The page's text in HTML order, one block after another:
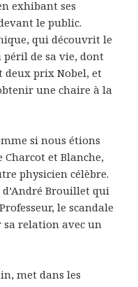
exhibant ses
le public.
qui découvrit le
de sa vie, dont
prix Nobel, et
une chaire à la
si nous étions
Charcot et Blanche,
physicien célèbre.
Brouillet qui
le scandale
relation avec un
met dans les